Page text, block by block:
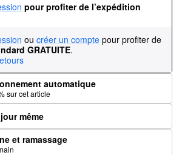
pour profiter de l’expédition
ou créer un compte pour profiter de
GRATUITE.
automatique
sur cet article
même
et ramassage